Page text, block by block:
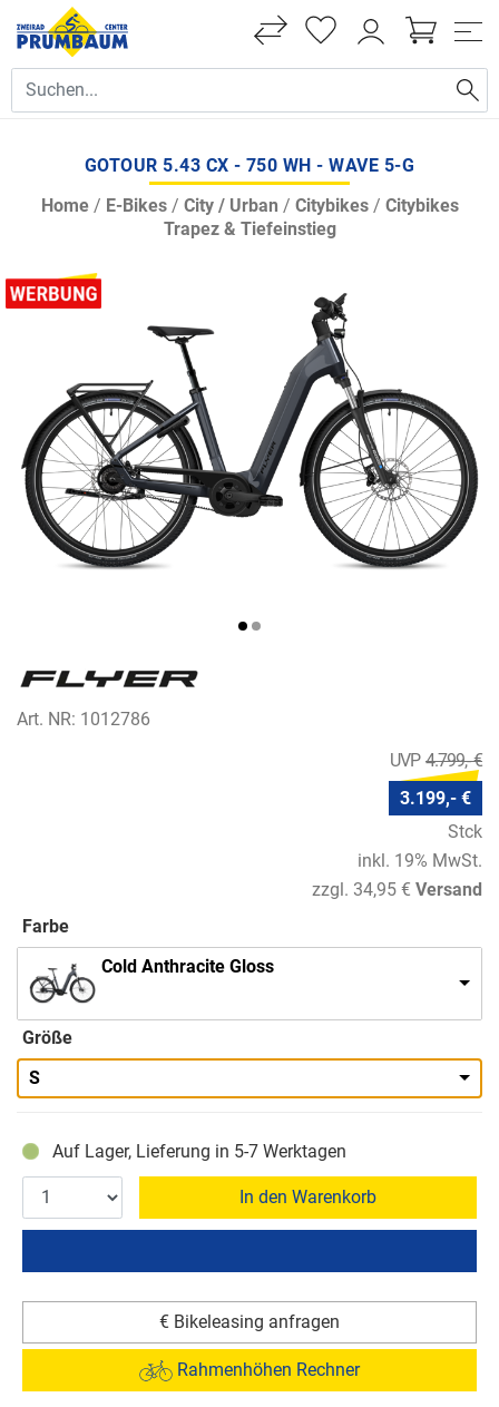
GOTOUR 5.43 CX - 750 WH - WAVE 5-G
Home/ E-Bikes/ City / Urban / Citybikes/ Citybikes
Trapez & Tiefeinstieg
Art. NR: 1012786
4.799,- €
3.199,- €
Stck
inkl. 19% MwSt.
zzgl. 34,95 € Versand
Farbe
Cold Anthracite Gloss
Größe
S
Auf Lager, Lieferung in 5-7 Werktagen
In den Warenkorb
€ Bikeleasing anfragen
Rahmenhöhen Rechner